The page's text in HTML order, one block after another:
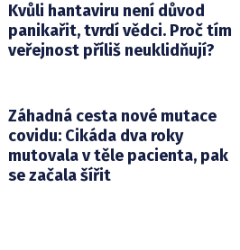
Kvůli hantaviru není důvod
panikařit, tvrdí vědci. Proč tím
veřejnost příliš neuklidňují?
Záhadná cesta nové mutace
covidu: Cikáda dva roky
mutovala v těle pacienta, pak
se začala šířit